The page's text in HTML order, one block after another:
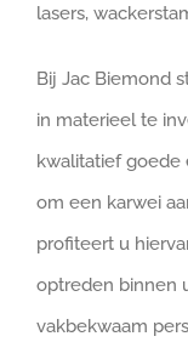
lasers,
Bij Jac Biemond
in materieel te
kwalitatief goede
om een karwei
profiteert u
optreden binnen
vakbekwaam